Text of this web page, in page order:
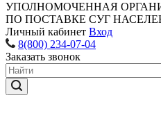
УПОЛНОМОЧЕННАЯ
ПО ПОСТАВКЕ СУГ
Личный кабинет Вход
8(800) 234-07-04
Заказать звонок